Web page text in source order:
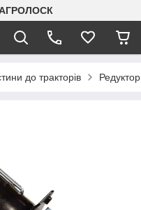
АГРОЛОСК
до тракторів